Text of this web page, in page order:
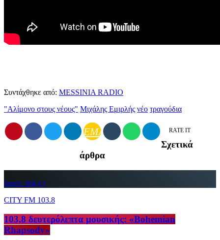
Συντάχθηκε από: MESSINIA RADIO
"Αλίμονο στους νέους" Mιχάλης Εμιρλής νέο τραγούδια
EMAIL RATE IT
Σχετικά
άρθρα
insert_link
CITY FM 103.8
103,8 δευτερόλεπτα μουσικής: «Bohemian
Rhapsody»